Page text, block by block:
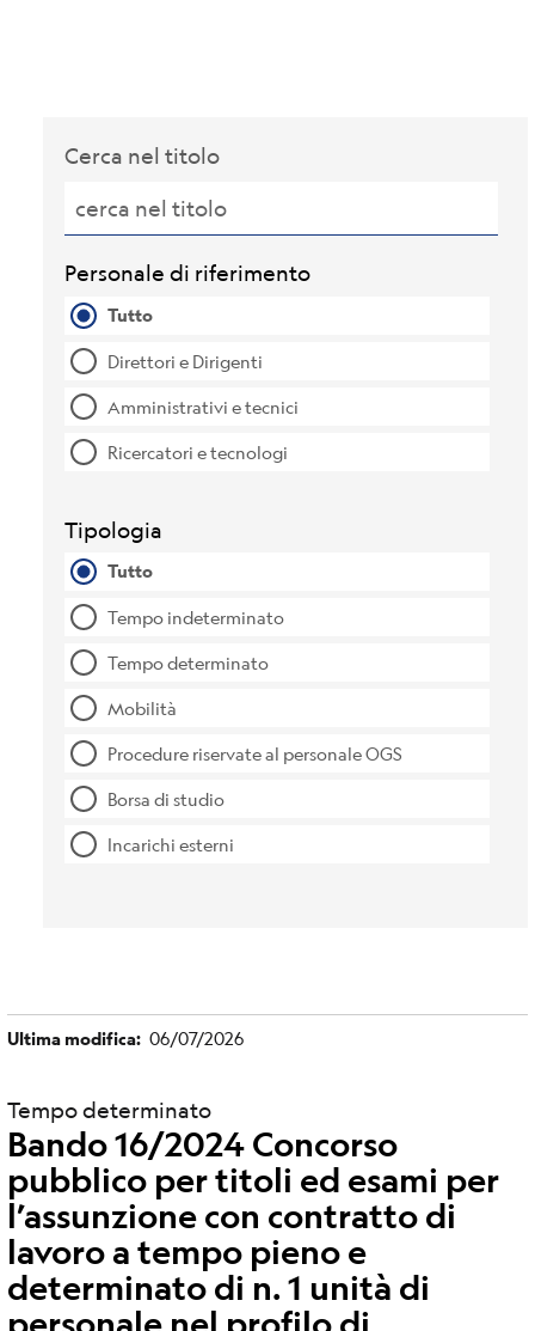
Ultima modifica 06/07/2026
Tempo determinato
Bando 16/2024 Concorso
pubblico per titoli ed esami per
l’assunzione con contratto di
lavoro a tempo pieno e
determinato di n. 1 unità di
Cerca nel titolo
Personale di riferimento
Tutto
Direttori e Dirigenti
Amministrativi e tecnici
Ricercatori e tecnologi
Tipologia
Tutto
Tempo indeterminato
Tempo determinato
Mobilità
Procedure riservate al personale OGS
Borsa di studio
Incarichi esterni